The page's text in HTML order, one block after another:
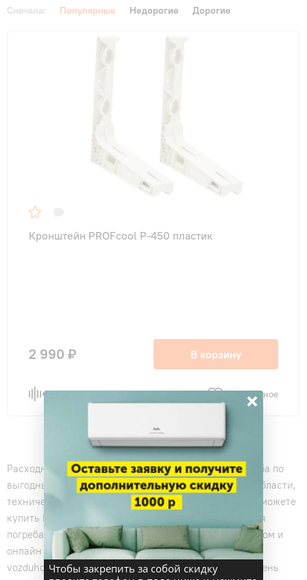
Назначение
для квартиры
Сначала: Популярные Недорогие Дорогие
Кронштейн PROFcool P-450 пластик
2 990 ₽ В корзину
Сравнить В избранное
Расходные материалы для кондиционеров для погреба по
выгодным ценам с быстрой доставкой по Москве и области,
технические характеристики , отзывы и скидки. Вы можете
купить Расходные материалы для кондиционеров для
погреба и оплатить наличными, безналичным расчетом и
онлайн прямо сейчас. Наш магазин кондиционеров
vozduhoff.ru поможет с установкой кондиционера в день
×
Чтобы закрепить за собой скидку